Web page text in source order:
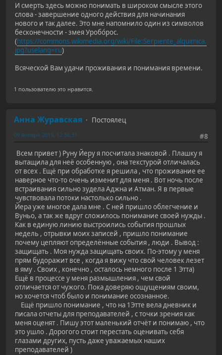
И смерть здесь можно понимать в широком смысле этого
слова - завершение одного действия для начинания
нового и так далее. Это мне напомнило один из символов
бесконечности - змея Уробо́рос.
(https://commons.wikimedia.org/wiki/File:Serpiente_alquimica.
jpg?uselang=ru)
Всяческой Вам удачи проживания и понимания времени.
1 пользователю это нравится.
Анна Журавская
Постоялец
#8
09 января 2019, 12:36:31
Всем привет ) Руну Йеру я посчитала знаковой . Плашку я
вытащила для неё особенную , она текстурой отличалась
от всех . Ещё при обработке я решила , что проживание ее
наверное что-то очень изменит для меня . Вот ночь после
встраивания сильно зудела Аджна и Атман. Я в первые
чувствовала потоки настолько сильно .
Йера уже многое дала мне . С ней пришло облегчение и
Вуньо, а так же вдруг сложилось понимание своей нужды .
Как в единую линию выстроились события прошлых
недель , отрывки моих записей , пришло понимание
почему цепляют определённые события , люди . Вывод :
защищать . Моя нужда защищать своих. По-этому у меня
прям будоражит все , когда я вижу что свой человек лезет
в яму . Своих , конечно , осталось немного после 1 Этта)
Ещё в процессе у меня размышления , чем свой
отличается от чужого. Пока доверяю ощущениям своим,
но хочется чтоб было и понимание осознанное.
Ещё пришло понимание , что на 1Этте вела дневник и
писала отчеты для преподавателей , с точки зрения как
меня оценят . Пишу этот маленький отчёт и понимаю , что
это ушло . Дорогого стоит перестать оценивать себя
глазами других, пусть даже уважаемых наших
преподавателей )